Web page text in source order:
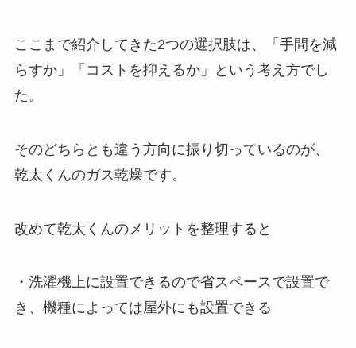
ここまで紹介してきた2つの選択肢は、「手間を減
らすか」「コストを抑えるか」という考え方でし
た。
そのどちらとも違う方向に振り切っているのが、
乾太くんのガス乾燥です。
改めて乾太くんのメリットを整理すると
・洗濯機上に設置できるので省スペースで設置で
き、機種によっては屋外にも設置できる